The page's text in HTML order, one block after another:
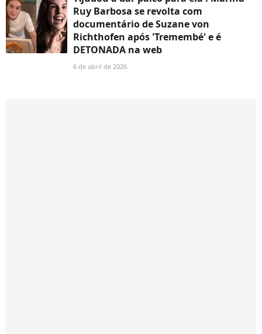
Ruy Barbosa se revolta com
documentário de Suzane von
Richthofen após 'Tremembé' e é
DETONADA na web
6 de abril de 2026